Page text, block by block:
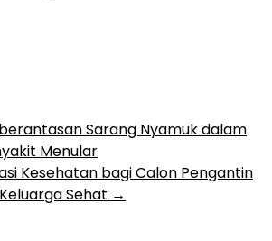
Sarang Nyamuk dalam
Menular
Kesehatan bagi Calon Pengantin
Sehat →